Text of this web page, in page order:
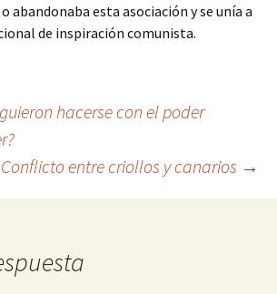
abandonaba esta asociación y se unía a
de inspiración comunista.
hacerse con el poder
Conflicto entre criollos y canarios →